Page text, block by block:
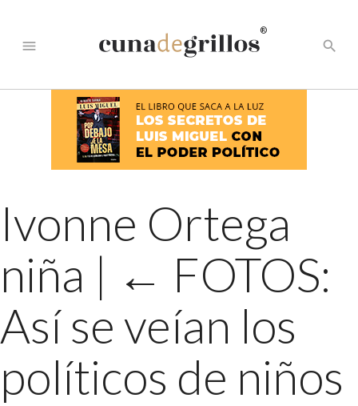
menu
®
search
Ivonne Ortega
niña | ← FOTOS:
Así se veían los
políticos de niños